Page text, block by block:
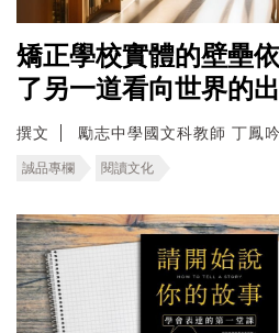
矯正學校實體的壁壘
了另一道看向世界的
撰文 勵志中學國文科教師 丁鳳
誠品專欄 閱讀文化